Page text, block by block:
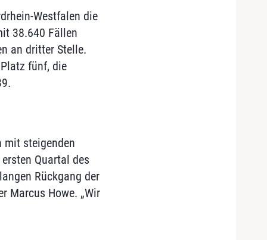
Westfalen die
38.640 Fällen
an dritter Stelle.
fünf, die
mit steigenden
Quartal des
Rückgang der
Marcus Howe. „Wir